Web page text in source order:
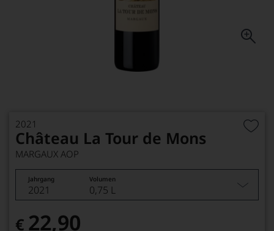
2021
Château La Tour de Mons
MARGAUX AOP
Jahrgang Volumen
2021 0,75 L
€ 22,90